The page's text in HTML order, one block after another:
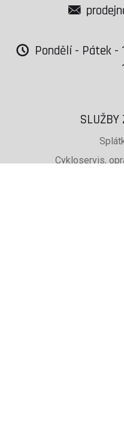
Pondělí - Pátek -
SLUŽBY
Cykloservis,